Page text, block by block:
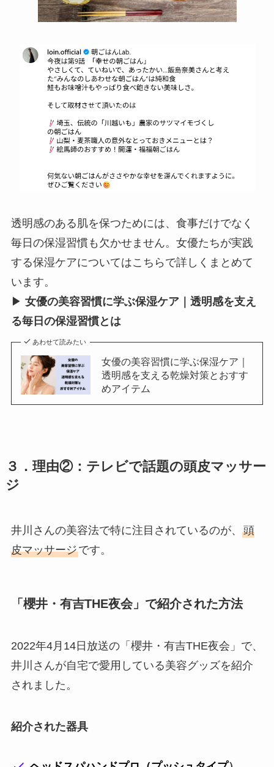
透明感のある肌を保つためには、食事だけでなく
毎日の保湿習慣も欠かせません。女優たちが実践
する保湿ケアについてはこちらで詳しくまとめて
います。
▶ 女優の美容習慣に学ぶ保湿ケア｜透明感を支え
る毎日の保湿習慣とは
あわせて読みたい
女優の美容習慣に学ぶ保湿ケア｜
透明感を支える乾燥対策とおすす
めアイテム
３．理由②：テレビで話題の頭皮マッサー
ジ
井川さんの美容法で特に注目されているのが、 頭
皮マッサージです。
「櫻井・有吉THE夜会」で紹介された方法
2022年4月14日放送の「櫻井・有吉THE夜会」で、
井川さんが自宅で愛用している美容グッズを紹介
されました。
紹介された器具